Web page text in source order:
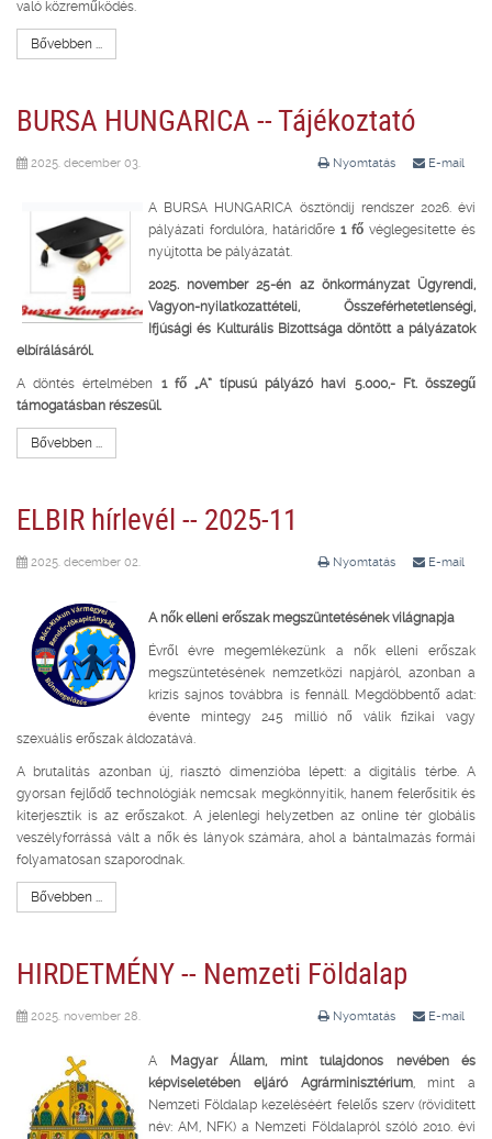
való közreműködés.
Bővebben ...
BURSA HUNGARICA -- Tájékoztató
Nyomtatás E-mail
2025. december 03.
A BURSA HUNGARICA ösztöndíj rendszer 2026. évi
pályázati fordulóra, határidőre 1 fő véglegesítette és
nyújtotta be pályázatát.
2025. november 25-én az önkormányzat Ügyrendi,
Vagyon-nyilatkozattételi, Összeférhetetlenségi,
Ifjúsági és Kulturális Bizottsága döntött a pályázatok
elbírálásáról.
A döntés értelmében 1 fő „A” típusú pályázó havi 5.000,- Ft. összegű
támogatásban részesül.
Bővebben ...
ELBIR hírlevél -- 2025-11
Nyomtatás E-mail
2025. december 02.
A nők elleni erőszak megszüntetésének világnapja
Évről évre megemlékezünk a nők elleni erőszak
megszüntetésének nemzetközi napjáról, azonban a
krízis sajnos továbbra is fennáll. Megdöbbentő adat:
évente mintegy 245 millió nő válik fizikai vagy
szexuális erőszak áldozatává.
A brutalitás azonban új, riasztó dimenzióba lépett: a digitális térbe. A
gyorsan fejlődő technológiák nemcsak megkönnyítik, hanem felerősítik és
kiterjesztik is az erőszakot. A jelenlegi helyzetben az online tér globális
veszélyforrássá vált a nők és lányok számára, ahol a bántalmazás formái
folyamatosan szaporodnak.
Bővebben ...
HIRDETMÉNY -- Nemzeti Földalap
Nyomtatás E-mail
2025. november 28.
A
Magyar Állam, mint tulajdonos nevében és
képviseletében eljáró Agrárminisztérium, mint a
Nemzeti Földalap kezeléséért felelős szerv (rövidített
név: AM, NFK) a Nemzeti Földalapról szóló 2010. évi